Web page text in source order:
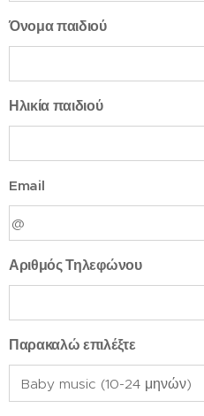
Όνομα παιδιού
Ηλικία παιδιού
Email
Αριθμός Τηλεφώνου
Παρακαλώ επιλέξτε